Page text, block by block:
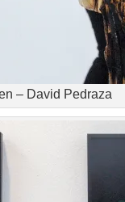
– David Pedraza